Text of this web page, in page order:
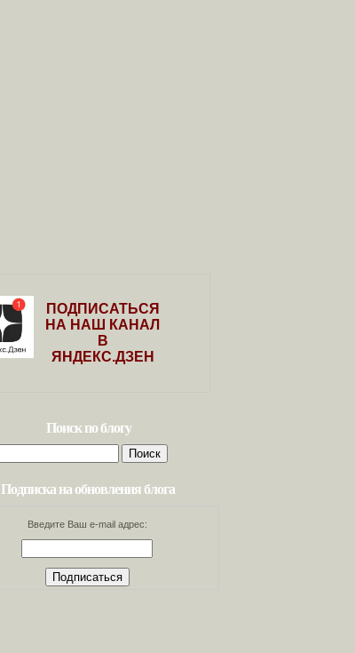
ПОДПИСАТЬСЯ
НА НАШ КАНАЛ
В
ЯНДЕКС.ДЗЕН
Поиск по блогу
Подписка на обновления блога
Введите Ваш e-mail адрес: